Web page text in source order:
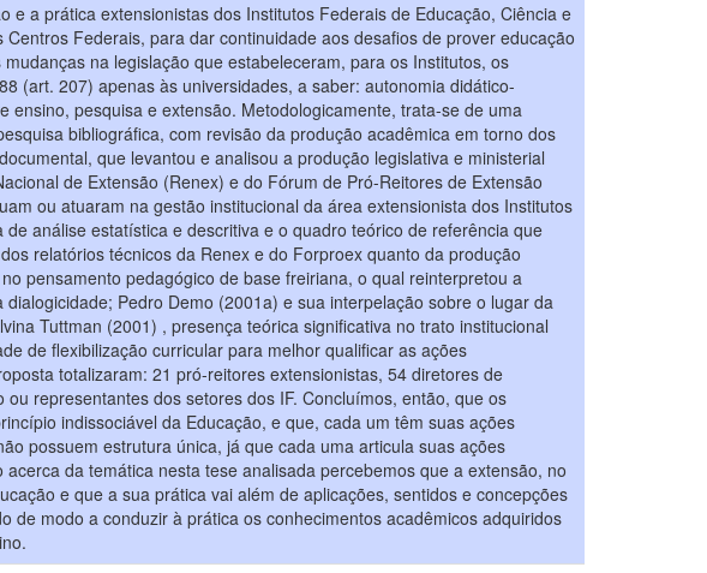
a prática extensionistas dos Institutos Federais de Educação, Ciência e
Federais, para dar continuidade aos desafios de prover educação
na legislação que estabeleceram, para os Institutos, os
(art. 207) apenas às universidades, a saber: autonomia didático-
pesquisa e extensão. Metodologicamente, trata-se de uma
bibliográfica, com revisão da produção acadêmica em torno dos
que levantou e analisou a produção legislativa e ministerial
de Extensão (Renex) e do Fórum de Pró-Reitores de Extensão
ou atuaram na gestão institucional da área extensionista dos Institutos
análise estatística e descritiva e o quadro teórico de referência que
relatórios técnicos da Renex e do Forproex quanto da produção
pensamento pedagógico de base freiriana, o qual reinterpretou a
Pedro Demo (2001a) e sua interpelação sobre o lugar da
Tuttman (2001) , presença teórica significativa no trato institucional
de flexibilização curricular para melhor qualificar as ações
totalizaram: 21 pró-reitores extensionistas, 54 diretores de
representantes dos setores dos IF. Concluímos, então, que os
indissociável da Educação, e que, cada um têm suas ações
possuem estrutura única, já que cada uma articula suas ações
da temática nesta tese analisada percebemos que a extensão, no
e que a sua prática vai além de aplicações, sentidos e concepções
de modo a conduzir à prática os conhecimentos acadêmicos adquiridos